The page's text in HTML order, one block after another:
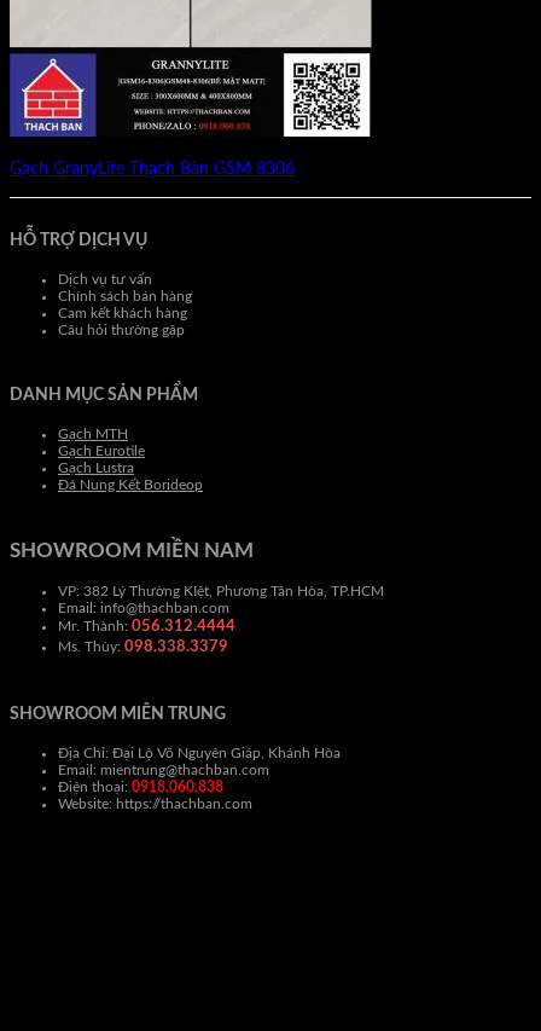
Gạch GranyLite Thạch Bàn GSM 8306
HỖ TRỢ DỊCH VỤ
Dịch vụ tư vấn
Chính sách bán hàng
Cam kết khách hàng
Câu hỏi thường gặp
DANH MỤC SẢN PHẨM
Gạch MTH
Gạch Eurotile
Gạch Lustra
Đá Nung Kết Borideop
SHOWROOM MIỀN NAM
VP: 382 Lý Thường KIệt, Phương Tân Hòa, TP.HCM
Email: info@thachban.com
Mr. Thành: 056.312.4444
Ms. Thùy: 098.338.3379
SHOWROOM MIÊN TRUNG
Địa Chỉ: Đại Lộ Võ Nguyên Giáp, Khánh Hòa
Email: mientrung@thachban.com
Điện thoại: 0918.060.838
Website: https://thachban.com